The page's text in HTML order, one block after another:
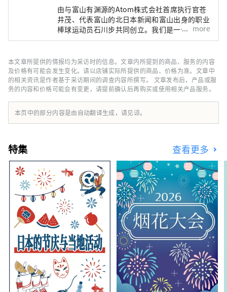
由与富山有渊源的Atom株式会社首席执行官苍
井茂、代表富山的北日本新闻和富山出身的职业
棒球运动员石川步共同创立。我们是一个与富山
有联系、与富山一起创造新事业的团队。 如果
遏制东京的过度集中，创造可持续发展的社会，
那么富山和所追求的“地区觉醒”则完全不同。
许多热爱富山的人们会重新发现富山的魅力，为
它感到自豪，并主动将它传播到世界各地，而不
是由当地政府或政府主导。归根结底，主角是
“人”，我相信多元化的人混合在一起会增强富
more
本文章所提供的情报均为采访时的信息。文章内所提到的商品、服务的内容
及价格有可能会发生变化。请以店铺实际所提供的商品、价格为准。文章中
的相关资讯是作者基于采访期间的调查内容所撰写。 文章发布后，产品或服
务的内容和价格可能会有变更，请提前确认后再购买或使用相关产品服务。
本页中的部分内容是由自动翻译生成，请见谅。
特集 查看更多